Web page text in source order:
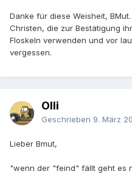
Danke für diese Weisheit,
Christen, die zur Bestätigung
Floskeln verwenden und vor
vergessen.
Olli
Geschrieben 9. März
Lieber Bmut,
"wenn der "feind" fällt geht es